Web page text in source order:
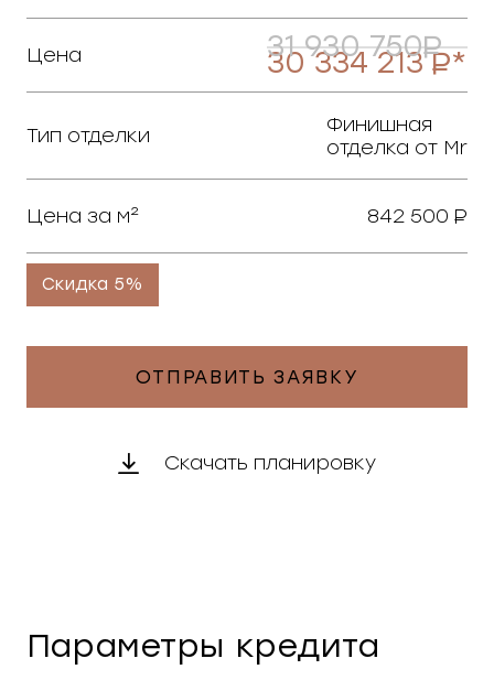
Цена 31 930 750
30 334 213 *
Тип отделки
Финишная
отделка от Mr
Цена за м² 842 500
Скидка 5%
ОТПРАВИТЬ ЗАЯВКУ
Скачать планировку
Параметры кредита